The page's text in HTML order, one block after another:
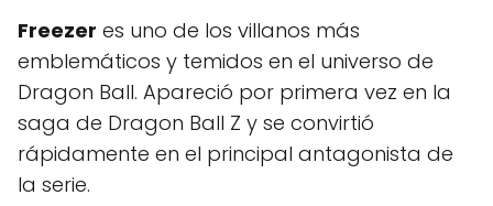
Freezer es uno de los villanos más
emblemáticos y temidos en el universo de
Dragon Ball. Apareció por primera vez en la
saga de Dragon Ball Z y se convirtió
rápidamente en el principal antagonista de
la serie.